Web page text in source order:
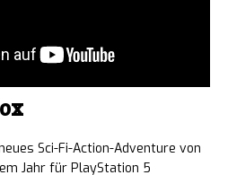
Sci-Fi-Action-Adventure von
Jahr für PlayStation 5